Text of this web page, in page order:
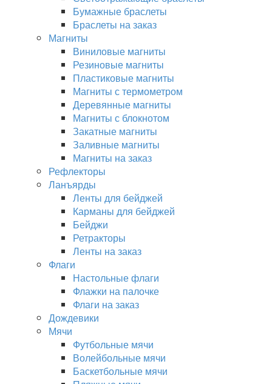
Бумажные браслеты
Браслеты на заказ
Магниты
Виниловые магниты
Резиновые магниты
Пластиковые магниты
Магниты с термометром
Деревянные магниты
Магниты с блокнотом
Закатные магниты
Заливные магниты
Магниты на заказ
Рефлекторы
Ланъярды
Ленты для бейджей
Карманы для бейджей
Бейджи
Ретракторы
Ленты на заказ
Флаги
Настольные флаги
Флажки на палочке
Флаги на заказ
Дождевики
Мячи
Футбольные мячи
Волейбольные мячи
Баскетбольные мячи